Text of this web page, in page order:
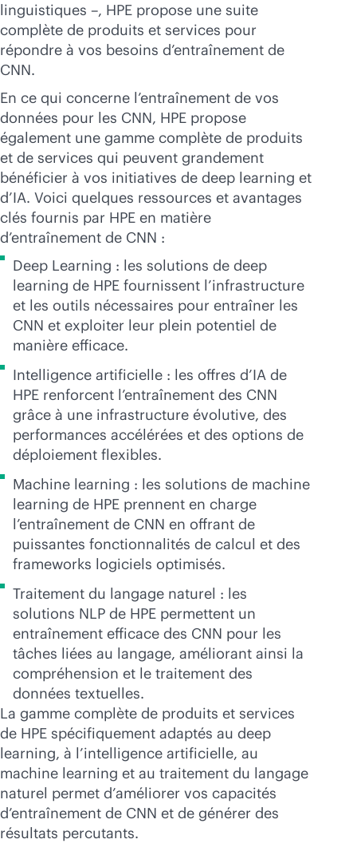
linguistiques –, HPE propose une suite
complète de produits et services pour
répondre à vos besoins d’entraînement de
CNN.
En ce qui concerne l’entraînement de vos
données pour les CNN, HPE propose
également une gamme complète de produits
et de services qui peuvent grandement
bénéficier à vos initiatives de deep learning et
d’IA. Voici quelques ressources et avantages
clés fournis par HPE en matière
d’entraînement de CNN :
Deep Learning : les solutions de deep
learning de HPE fournissent l’infrastructure
et les outils nécessaires pour entraîner les
CNN et exploiter leur plein potentiel de
manière efficace.
Intelligence artificielle : les offres d’IA de
HPE renforcent l’entraînement des CNN
grâce à une infrastructure évolutive, des
performances accélérées et des options de
déploiement flexibles.
Machine learning : les solutions de machine
learning de HPE prennent en charge
l’entraînement de CNN en offrant de
puissantes fonctionnalités de calcul et des
frameworks logiciels optimisés.
Traitement du langage naturel : les
solutions NLP de HPE permettent un
entraînement efficace des CNN pour les
tâches liées au langage, améliorant ainsi la
compréhension et le traitement des
données textuelles.
La gamme complète de produits et services
de HPE spécifiquement adaptés au deep
learning, à l’intelligence artificielle, au
machine learning et au traitement du langage
naturel permet d’améliorer vos capacités
d’entraînement de CNN et de générer des
résultats percutants.